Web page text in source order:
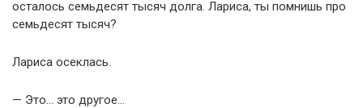
осталось семьдесят тысяч долга. Лариса, ты помнишь про
семьдесят тысяч?
Лариса осеклась.
— Это… это другое…